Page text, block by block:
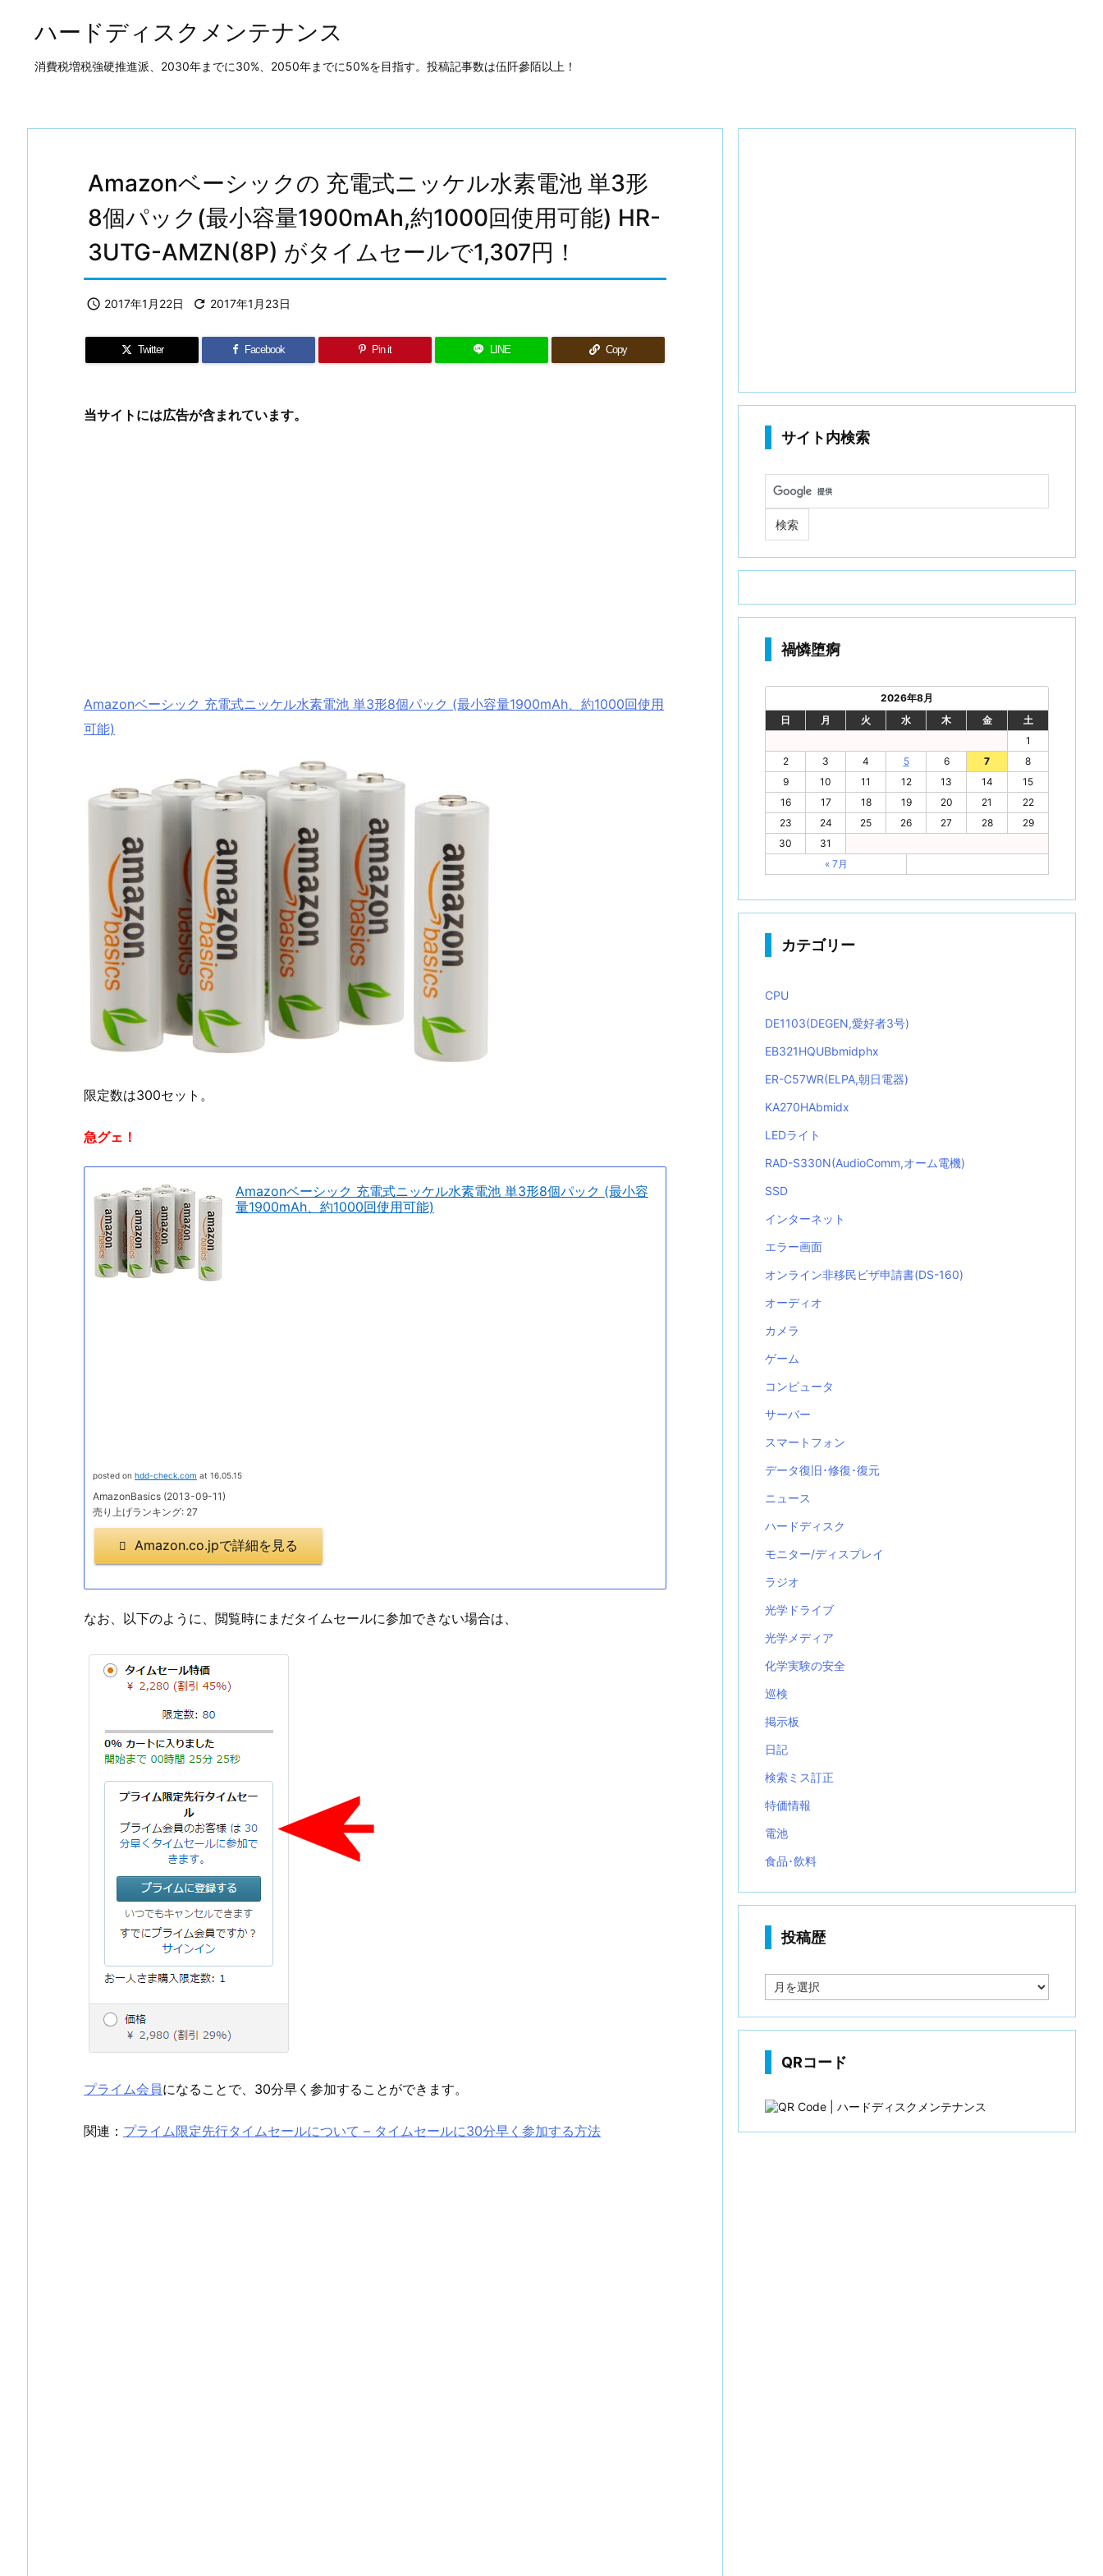
ハードディスクメンテナンス
消費税増税強硬推進派、2030年までに30%、2050年までに50%を目指す。投稿記事数は伍阡參陌以上！
Amazonベーシックの 充電式ニッケル水素電池 単3形
8個パック(最小容量1900mAh,約1000回使用可能) HR-
3UTG-AMZN(8P) がタイムセールで1,307円！
 2017年1月22日  2017年1月23日
Twitter Facebook Pin it LINE Copy
当サイトには広告が含まれています。
Amazonベーシック 充電式ニッケル水素電池 単3形8個パック (最小容量1900mAh、約1000回使用
可能)
限定数は300セット。
急グェ！
Amazonベーシック 充電式ニッケル水素電池 単3形8個パック (最小容
量1900mAh、約1000回使用可能)
posted on hdd-check.com at 16.05.15
AmazonBasics (2013-09-11)
売り上げランキング: 27
Amazon.co.jpで詳細を見る
なお、以下のように、閲覧時にまだタイムセールに参加できない場合は、
プライム会員になることで、30分早く参加することができます。
関連： プライム限定先行タイムセールについて – タイムセールに30分早く参加する方法
サイト内検索
禍憐堕痾
2026年8月
日
月 火 水 木 金
土
1
2
3 4 5 6 7
8
9
10 11 12 13 14
15
16
17 18 19 20 21
22
23
24 25 26 27 28
29
30
31
« 7月
カテゴリー
CPU
DE1103(DEGEN,愛好者3号)
EB321HQUBbmidphx
ER-C57WR(ELPA,朝日電器)
KA270HAbmidx
LEDライト
RAD-S330N(AudioComm,オーム電機)
SSD
インターネット
エラー画面
オンライン非移民ビザ申請書(DS-160)
オーディオ
カメラ
ゲーム
コンピュータ
サーバー
スマートフォン
データ復旧･修復･復元
ニュース
ハードディスク
モニター/ディスプレイ
ラジオ
光学ドライブ
光学メディア
化学実験の安全
巡検
掲示板
日記
検索ミス訂正
特価情報
電池
食品･飲料
投稿歴
稿
QRコード